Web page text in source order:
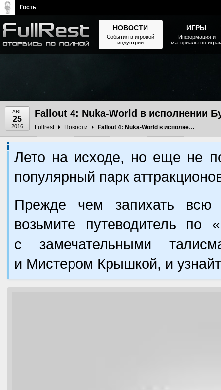
АВГ
25
2016
Fallout 4: Nuka-World в исполнении
Fullrest Новости Fallout 4: Nuka-World в исполнении Бутылки и Мистера Крышки
Лето на исходе, но еще не
популярный парк
Прежде чем запихать всю
возьмите путеводитель по
с замечательными
и Мистером Крышкой, и
НОВОСТИ
События в игровой
индустрии
ИГРЫ
Информация и
материалы по
Гость